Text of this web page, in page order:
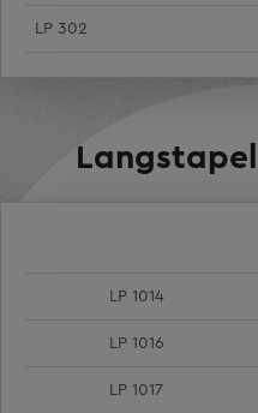
LP 302
LP 1014
LP 1016
LP 1017